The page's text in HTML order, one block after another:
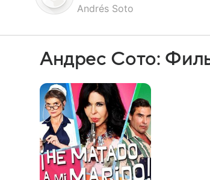
Andrés Soto
Андрес Сото: